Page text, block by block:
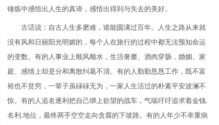
锤炼中感悟出人生的真谛，感悟出得到与失去的美好。
古话说：自古人生多磨难，谁能圆满过百年。人生之路从来就
没有风和日丽阳光明媚的，每个人在旅行的过程中都无法预知命运
的变数。有的人事业上顺风顺水，生活奢糜、酒肉穿肠，婚姻、家
庭、感情上却是分和离散纠葛不清。有的人勤勤恳恳工作，既不富
裕也不贫穷，一辈子虽碌碌无为，一家人生活过的朴素平安波澜不
惊。有的人追名逐利把自己绑上欲望的战车，气喘吁吁追求着金钱.
名利.地位，最终两手空空走向贪腐的下坡路。有的人年少不幸重病